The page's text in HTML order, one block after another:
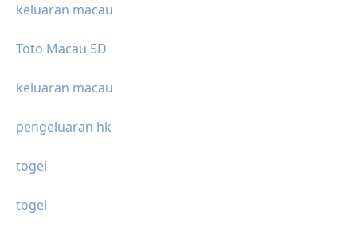
keluaran macau
Toto Macau 5D
keluaran macau
pengeluaran hk
togel
togel